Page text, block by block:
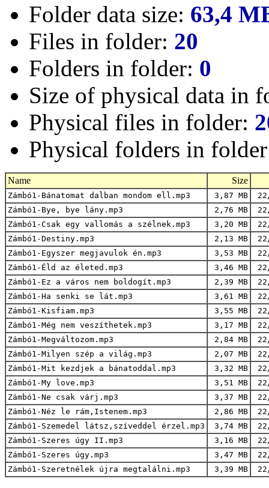
Folder data size: 63,4
Files in folder: 20
Folders in folder: 0
Size of physical data in
Physical files in folder:
Physical folders in
Name Size
Zámbó1-Bánatomat dalban mondom ell.mp3 3,87 MB
Zámbó1-Bye, bye lány.mp3
2,76 MB
Zámbó1-Csak egy vallomás a szélnek.mp3
3,20 MB
Zámbó1-Destiny.mp3
2,13 MB
Zámbó1-Egyszer megjavulok én.mp3
3,53 MB
Zámbó1-Éld az életed.mp3
3,46 MB
Zámbó1-Ez a város nem boldogít.mp3
2,39 MB
Zámbó1-Ha senki se lát.mp3
3,61 MB
Zámbó1-Kisfiam.mp3
3,55 MB
Zámbó1-Még nem veszíthetek.mp3
3,17 MB
Zámbó1-Megváltozom.mp3
2,84 MB
Zámbó1-Milyen szép a világ.mp3
2,07 MB
Zámbó1-Mit kezdjek a bánatoddal.mp3
3,32 MB
Zámbó1-My love.mp3
3,51 MB
Zámbó1-Ne csak várj.mp3
3,37 MB
Zámbó1-Néz le rám,Istenem.mp3
2,86 MB
Zámbó1-Szemedel látsz,szíveddel érzel.mp3
3,74 MB
Zámbó1-Szeres úgy II.mp3
3,16 MB
Zámbó1-Szeres úgy.mp3
3,47 MB
Zámbó1-Szeretnélek újra megtalálni.mp3
3,39 MB